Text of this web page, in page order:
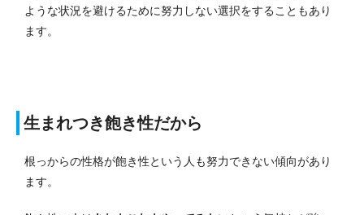
ような状況を避けるために努力しない選択をすることもあり
ます。
生まれつき飽き性だから
根っからの性格が飽き性という人も努力できない傾向があり
ます。